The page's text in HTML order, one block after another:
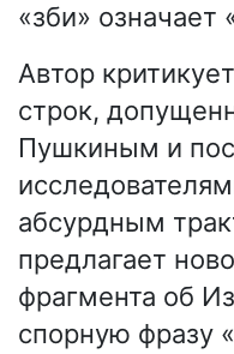
«зби» означает
Автор
строк,
Пушкиным и
абсурдным
предлагает
фрагмента об
спорную фразу